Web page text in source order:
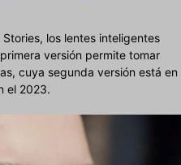
los lentes inteligentes
versión permite tomar
cuya segunda versión está en
el 2023.